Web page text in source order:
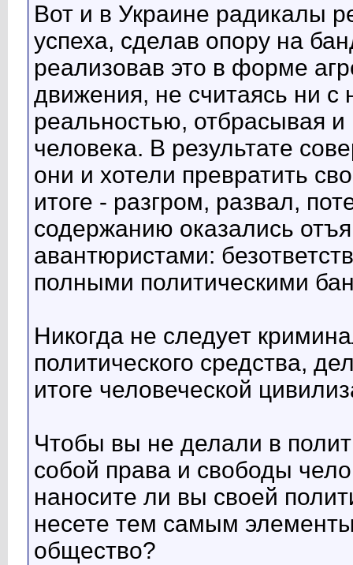
Вот и в Украине радикалы
успеха, сделав опору на
реализовав это в форме
движения, не считаясь ни
реальностью, отбрасывая
человека. В результате
они и хотели превратить
итоге - разгром, развал,
содержанию оказались
авантюристами:
полными политическими
Никогда не следует
политического средства,
итоге человеческой
Чтобы вы не делали в
собой права и свободы
наносите ли вы своей
несете тем самым
общество?